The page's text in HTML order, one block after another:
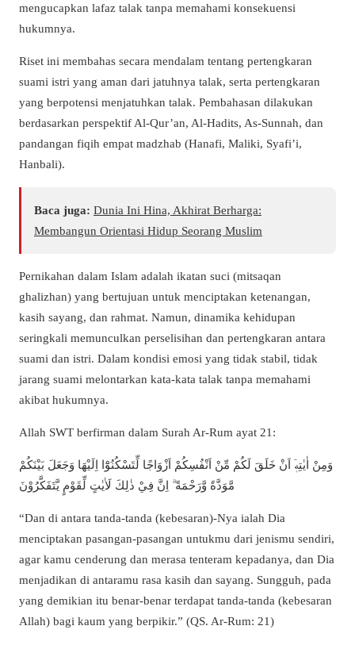
mengucapkan lafaz talak tanpa memahami konsekuensi
hukumnya.
Riset ini membahas secara mendalam tentang pertengkaran
suami istri yang aman dari jatuhnya talak, serta pertengkaran
yang berpotensi menjatuhkan talak. Pembahasan dilakukan
berdasarkan perspektif Al-Qur’an, Al-Hadits, As-Sunnah, dan
pandangan fiqih empat madzhab (Hanafi, Maliki, Syafi’i,
Hanbali).
Baca juga: Dunia Ini Hina, Akhirat Berharga:
Membangun Orientasi Hidup Seorang Muslim
Pernikahan dalam Islam adalah ikatan suci (mitsaqan
ghalizhan) yang bertujuan untuk menciptakan ketenangan,
kasih sayang, dan rahmat. Namun, dinamika kehidupan
seringkali memunculkan perselisihan dan pertengkaran antara
suami dan istri. Dalam kondisi emosi yang tidak stabil, tidak
jarang suami melontarkan kata-kata talak tanpa memahami
akibat hukumnya.
Allah SWT berfirman dalam Surah Ar-Rum ayat 21:
وَمِنْ اٰيٰتِهٖٓ اَنْ خَلَقَ لَكُمْ مِّنْ اَنْفُسِكُمْ اَزْوَاجًا لِّتَسْكُنُوْٓا اِلَيْهَا وَجَعَلَ بَيْنَكُمْ
مَّوَدَّةً وَّرَحْمَةً ۗ اِنَّ فِيْ ذٰلِكَ لَاٰيٰتٍ لِّقَوْمٍ يَّتَفَكَّرُوْنَ
“Dan di antara tanda-tanda (kebesaran)-Nya ialah Dia
menciptakan pasangan-pasangan untukmu dari jenismu sendiri,
agar kamu cenderung dan merasa tenteram kepadanya, dan Dia
menjadikan di antaramu rasa kasih dan sayang. Sungguh, pada
yang demikian itu benar-benar terdapat tanda-tanda (kebesaran
Allah) bagi kaum yang berpikir.” (QS. Ar-Rum: 21)